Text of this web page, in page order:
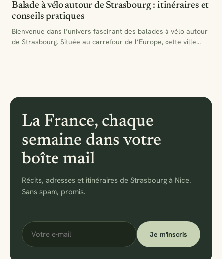
Balade à vélo autour de Strasbourg : itinéraires et
conseils pratiques
Bienvenue dans l’univers fascinant des balades à vélo autour
de Strasbourg. Située au carrefour de l’Europe, cette ville…
La France, chaque
semaine dans votre
boîte mail
Récits, adresses et itinéraires de Strasbourg à Nice.
Sans spam, promis.
Votre
e-
mail
Je m'inscris